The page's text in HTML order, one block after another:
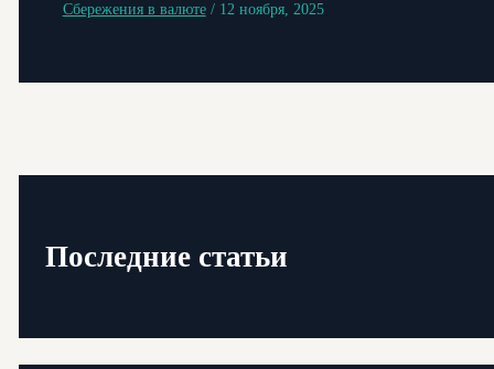
Последние статьи
Сбережения в валюте/ 12 ноября, 2025